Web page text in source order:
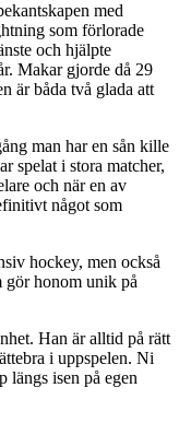
med
som förlorade
och hjälpte
Makar gjorde då 29
är båda två glada att
man har en sån kille
spelat i stora matcher,
och när en av
något som
hockey, men också
gör honom unik på
Han är alltid på rätt
i uppspelen. Ni
längs isen på egen